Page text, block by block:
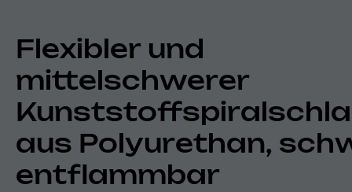
Flexibler und
mittelschwerer
aus Polyurethan,
entflammbar